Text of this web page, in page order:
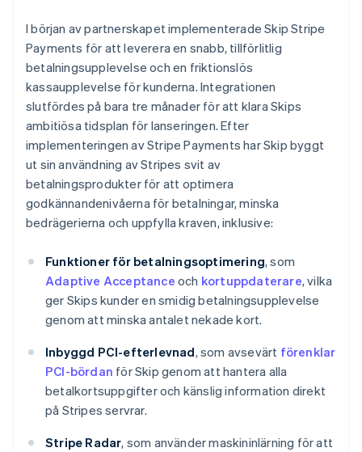
I början av partnerskapet implementerade Skip Stripe
Payments för att leverera en snabb, tillförlitlig
betalningsupplevelse och en friktionslös
kassaupplevelse för kunderna. Integrationen
slutfördes på bara tre månader för att klara Skips
ambitiösa tidsplan för lanseringen. Efter
implementeringen av Stripe Payments har Skip byggt
ut sin användning av Stripes svit av
betalningsprodukter för att optimera
godkännandenivåerna för betalningar, minska
bedrägerierna och uppfylla kraven, inklusive:
Funktioner för betalningsoptimering, som
Adaptive Acceptance och kortuppdaterare, vilka
ger Skips kunder en smidig betalningsupplevelse
genom att minska antalet nekade kort.
Inbyggd PCI-efterlevnad, som avsevärt förenklar
PCI-bördan för Skip genom att hantera alla
betalkortsuppgifter och känslig information direkt
på Stripes servrar.
Stripe Radar, som använder maskininlärning för att